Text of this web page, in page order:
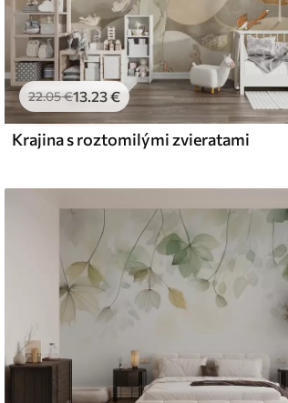
22.05€13.23€
Krajina s roztomilými zvieratami